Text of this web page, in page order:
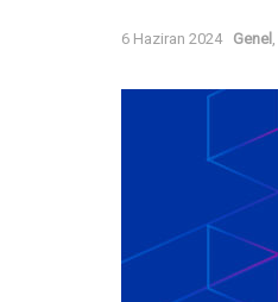
6 Haziran 2024 Genel